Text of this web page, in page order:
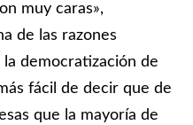
muy caras»,
de las razones
democratización de
fácil de decir que de
que la mayoría de